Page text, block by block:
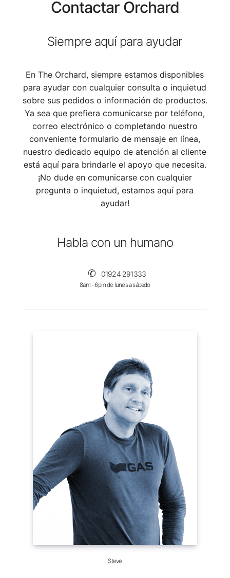
Contactar Orchard
Siempre aquí para ayudar
En The Orchard, siempre estamos disponibles
para ayudar con cualquier consulta o inquietud
sobre sus pedidos o información de productos.
Ya sea que prefiera comunicarse por teléfono,
correo electrónico o completando nuestro
conveniente formulario de mensaje en línea,
nuestro dedicado equipo de atención al cliente
está aquí para brindarle el apoyo que necesita.
¡No dude en comunicarse con cualquier
pregunta o inquietud, estamos aquí para
ayudar!
Habla con un humano
✆ 01924 291333
8am - 6pm de lunes a sábado
Steve